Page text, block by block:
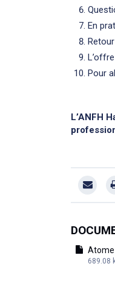
En
Pour
L’ANFH
Atome
689.08